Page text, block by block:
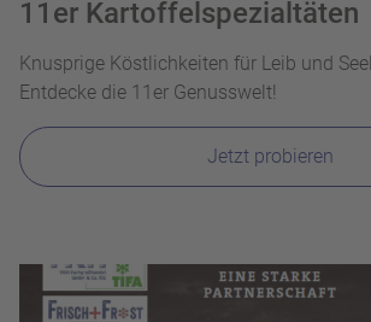
11er Kartoffelspezialtäten
Knusprige Köstlichkeiten für Leib und
Entdecke die 11er Genusswelt!
Jetzt probieren